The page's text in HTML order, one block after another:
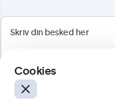
Herstedøstervej 27-29,
Cookies